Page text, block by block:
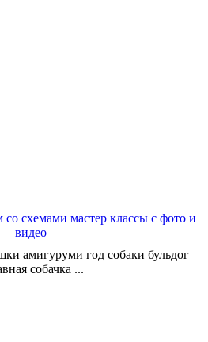
со схемами мастер классы с фото и
видео
амигуруми год собаки бульдог
собачка ...